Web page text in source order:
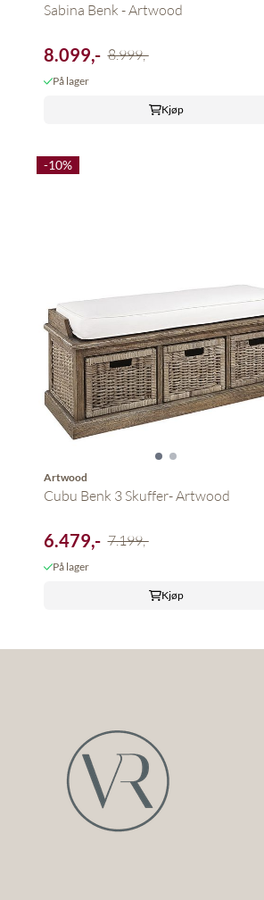
Sabina Benk - Artwood
8.099,- 8.999,-
På lager
Kjøp
-10%
Artwood
Cubu Benk 3 Skuffer- Artwood
6.479,- 7.199,-
På lager
Kjøp